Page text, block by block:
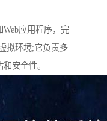
应用程序，完
拟环境;它负责多
安全性。